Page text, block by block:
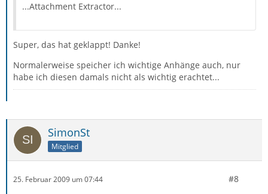
...Attachment Extractor...
Super, das hat geklappt! Danke!
Normalerweise speicher ich wichtige Anhänge auch, nur
habe ich diesen damals nicht als wichtig erachtet...
SimonSt
Mitglied
25. Februar 2009 um 07:44 #8